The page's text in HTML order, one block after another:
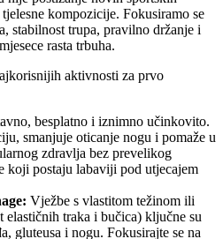
kompozicije. Fokusiramo se
stabilnost trupa, pravilno držanje i
rasta trbuha.
aktivnosti za prvo
besplatno i iznimno učinkovito.
smanjuje oticanje nogu i pomaže u
zdravlja bez prevelikog
koji postaju labaviji pod utjecajem
Vježbe s vlastitom težinom ili
elastičnih traka i bučica) ključne su
gluteusa i nogu. Fokusirajte se na